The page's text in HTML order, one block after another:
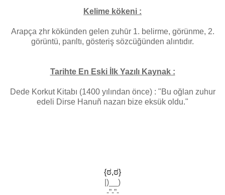
Kelime kökeni :
Arapça ẓhr kökünden gelen ẓuhūr 1. belirme, görünme, 2.
görüntü, parıltı, gösteriş sözcüğünden alıntıdır.
Tarihte En Eski İlk Yazılı Kaynak :
Dede Korkut Kitabı (1400 yılından önce) : "Bu oğlan zuhur
edeli Dirse Hanuñ nazarı bize eksük oldu."
{ಠ,ಠ}
|)__)
-”-”-